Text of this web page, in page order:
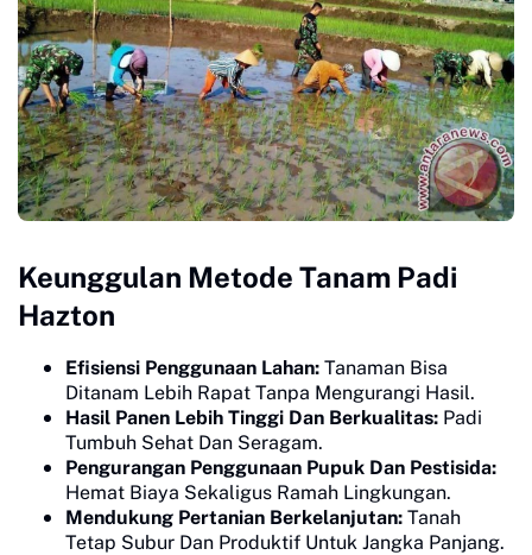
Keunggulan Metode Tanam Padi
Hazton
Efisiensi Penggunaan Lahan: Tanaman Bisa
Ditanam Lebih Rapat Tanpa Mengurangi Hasil.
Hasil Panen Lebih Tinggi Dan Berkualitas: Padi
Tumbuh Sehat Dan Seragam.
Pengurangan Penggunaan Pupuk Dan Pestisida:
Hemat Biaya Sekaligus Ramah Lingkungan.
Mendukung Pertanian Berkelanjutan: Tanah
Tetap Subur Dan Produktif Untuk Jangka Panjang.